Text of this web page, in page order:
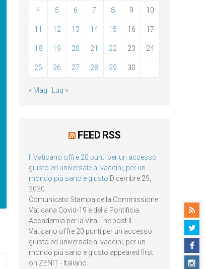
4 5 6 7 8 9 10
11 12 13 14 15 16 17
18 19 20 21 22 23 24
25 26 27 28 29 30
« Mag Lug »
FEED RSS
Il Vaticano offre 20 punti per un accesso
giusto ed universale ai vaccini, per un
mondo più sano e giusto Dicembre 29,
2020
Comunicato Stampa della Commissione
Vaticana Covid-19 e della Pontificia
Accademia per la Vita The post Il
Vaticano offre 20 punti per un accesso
giusto ed universale ai vaccini, per un
mondo più sano e giusto appeared first
on ZENIT - Italiano.